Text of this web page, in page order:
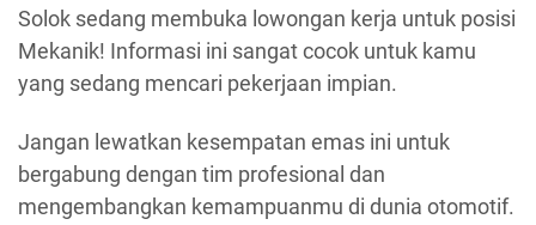
Solok sedang membuka lowongan kerja untuk posisi
Mekanik! Informasi ini sangat cocok untuk kamu
yang sedang mencari pekerjaan impian.
Jangan lewatkan kesempatan emas ini untuk
bergabung dengan tim profesional dan
mengembangkan kemampuanmu di dunia otomotif.